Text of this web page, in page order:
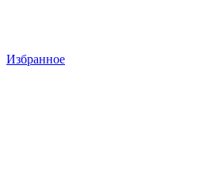
Избранное